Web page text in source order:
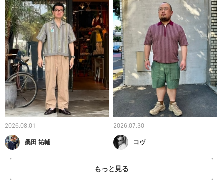
2026.08.01
桑田 祐輔
2026.07.30
コヴ
もっと見る